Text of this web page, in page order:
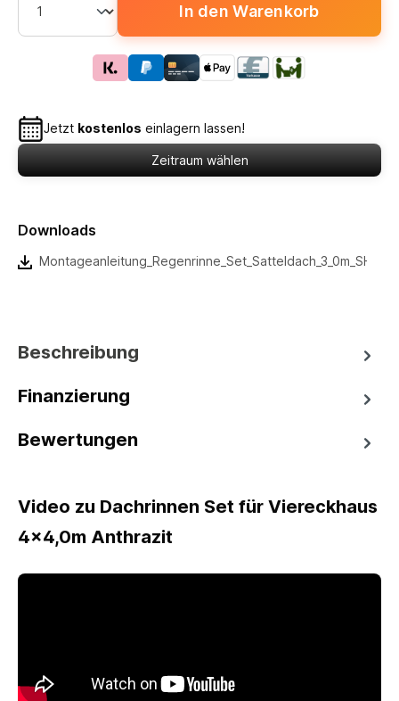
In den Warenkorb
Jetzt kostenlos einlagern lassen!
Zeitraum wählen
Downloads
Beschreibung
Finanzierung
Bewertungen
Video zu Dachrinnen Set für Viereckhaus
4x4,0m Anthrazit